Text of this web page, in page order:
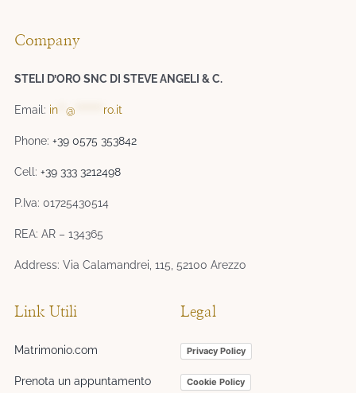
Company
STELI D’ORO SNC DI STEVE ANGELI & C.
Email: in **@ ro.it
Phone:+39 0575 353842
Cell:+39 333 3212498
P.Iva: 01725430514
REA: AR – 134365
Address: Via Calamandrei, 115, 52100 Arezzo
Link Utili
Matrimonio.com
Prenota un appuntamento
Legal
Privacy Policy
Cookie Policy